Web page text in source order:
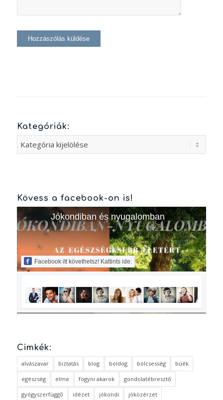
Kategóriák:
Kategóriák:
Kövess a facebook-on is!
Jókondiban és nyugalomban
Facebook itt követhetsz! Kattints ide:
Cimkék:
alvászavar biztatás blog boldog bölcsesség búék
egészség elme fogyni akarok gondolatébresztő
gyógyszerfüggő idézet jókondi jóközérzet